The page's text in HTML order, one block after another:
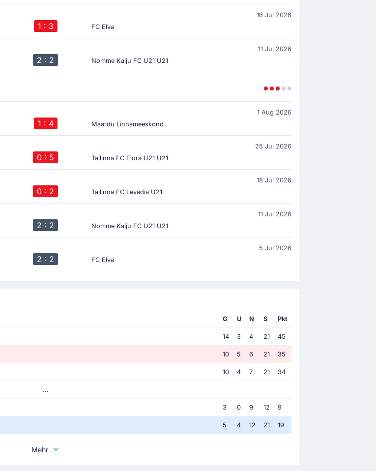
16 Jul 2026
1 : 3 FC Elva
11 Jul 2026
2 : 2 Nomme Kalju FC U21 U21
1 Aug 2026
1 : 4 Maardu Linnameeskond
25 Jul 2026
0 : 5 Tallinna FC Flora U21 U21
18 Jul 2026
0 : 2 Tallinna FC Levadia U21
11 Jul 2026
2 : 2 Nomme Kalju FC U21 U21
5 Jul 2026
2 : 2 FC Elva
G U N S Pkt
14 3 4 21 45
10 5 6 21 35
10 4 7 21 34
...
3 0 9 12 9
5 4 12 21 19
Mehr